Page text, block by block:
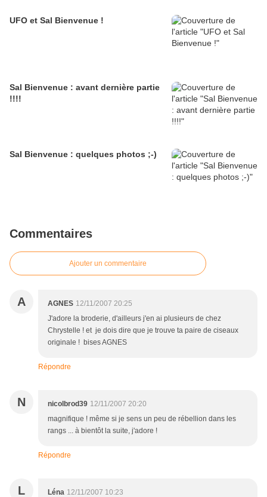
UFO et Sal Bienvenue !
Sal Bienvenue : avant dernière partie
!!!!
Sal Bienvenue : quelques photos ;-)
Commentaires
Ajouter un commentaire
A AGNES 12/11/2007 20:25
J'adore la broderie, d'ailleurs j'en ai plusieurs de chez
Chrystelle ! et je dois dire que je trouve ta paire de ciseaux
originale ! bises AGNES
Répondre
N nicolbrod39 12/11/2007 20:20
magnifique ! même si je sens un peu de rébellion dans les
rangs ... à bientôt la suite, j'adore !
Répondre
L Léna 12/11/2007 10:23